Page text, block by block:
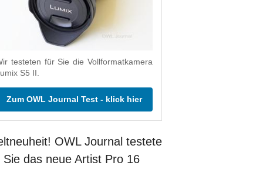
testeten für Sie die Vollformatkamera
S5 II.
Zum OWL Journal Test - klick hier
OWL Journal testete
Sie das neue Artist Pro 16